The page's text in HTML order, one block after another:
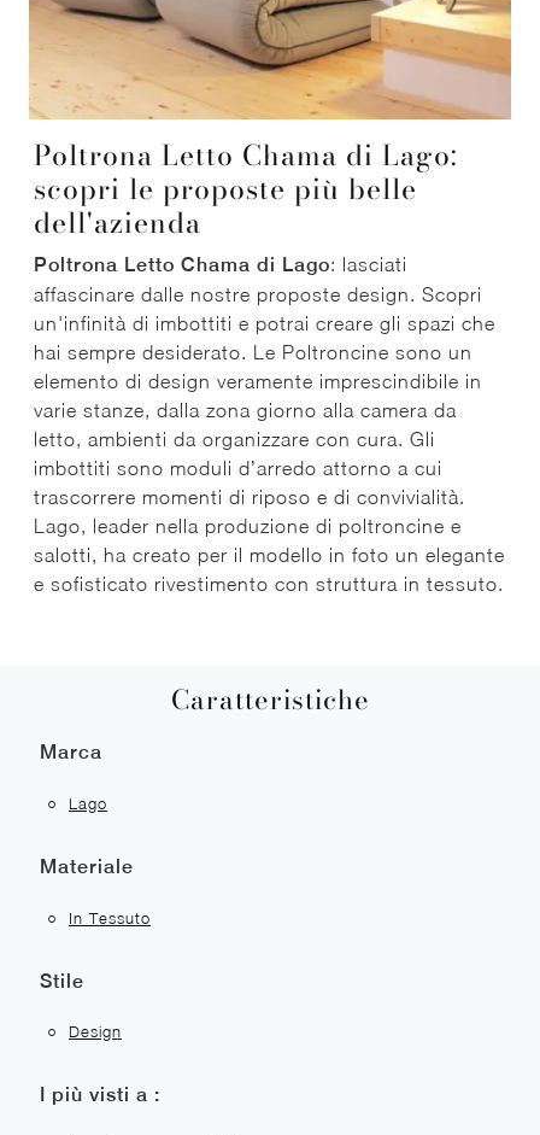
Poltrona Letto Chama di Lago:
scopri le proposte più belle
dell'azienda
Poltrona Letto Chama di Lago: lasciati
affascinare dalle nostre proposte design. Scopri
un'infinità di imbottiti e potrai creare gli spazi che
hai sempre desiderato. Le Poltroncine sono un
elemento di design veramente imprescindibile in
varie stanze, dalla zona giorno alla camera da
letto, ambienti da organizzare con cura. Gli
imbottiti sono moduli d’arredo attorno a cui
trascorrere momenti di riposo e di convivialità.
Lago, leader nella produzione di poltroncine e
salotti, ha creato per il modello in foto un elegante
e sofisticato rivestimento con struttura in tessuto.
Caratteristiche
Marca
Lago
Materiale
In Tessuto
Stile
Design
I più visti a :